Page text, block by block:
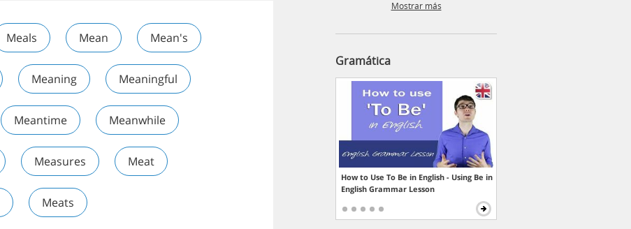
Meals Mean Mean's
Meaning Meaningful
Meantime Meanwhile
Measures Meat
Meats
Mostrar más
Gramática
How to Use To Be in English - Using Be in
English Grammar Lesson